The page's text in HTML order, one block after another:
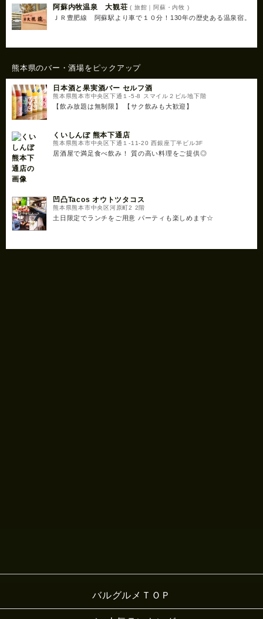
阿蘇内牧温泉 大観荘 ( 旅館｜阿蘇・内牧 )
ＪＲ豊肥線 阿蘇駅より車で１０分！130年の歴史ある温泉宿。
熊本県のバー・酒場をピックアップ
日本酒と果実酒バー セルフ酒
熊本県熊本市中央区下通１-5-8 スマイル２ビル地下階
【飲み放題は無制限】 【サク飲みも大歓迎】
くいしんぼ 熊本下通店
熊本県熊本市中央区下通１-11-20 西銀座丁半ビル3F
居酒屋で満足食べ飲み！ 質の高い料理をご提供◎
凹凸Tacos オウトツタコス
熊本県熊本市中央区河原町2 2階
土日限定でランチをご用意 パーティも楽しめます☆
バルグルメＴＯＰ